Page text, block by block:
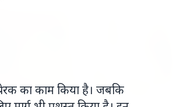
का काम किया है। जबकि